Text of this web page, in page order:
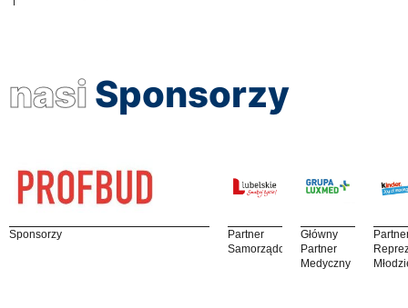
nasi Sponsorzy
Sponsorzy
Partner
Samorządowy
Główny
Partner
Medyczny